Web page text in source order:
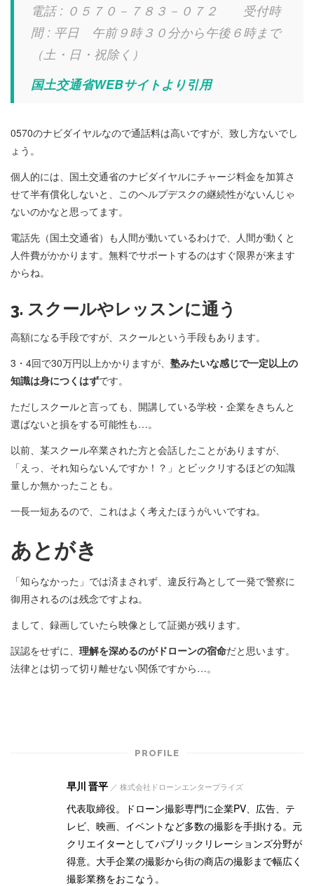
電話 : ０５７０－７８３－０７２ 受付時
間 : 平日 午前９時３０分から午後６時まで
（土・日・祝除く）
国土交通省WEBサイトより引用
0570のナビダイヤルなので通話料は高いですが、致し方ないでし
ょう。
個人的には、国土交通省のナビダイヤルにチャージ料金を加算さ
せて半有償化しないと、このヘルプデスクの継続性がないんじゃ
ないのかなと思ってます。
電話先（国土交通省）も人間が動いているわけで、人間が動くと
人件費がかかります。無料でサポートするのはすぐ限界が来ます
からね。
3. スクールやレッスンに通う
高額になる手段ですが、スクールという手段もあります。
3・4回で30万円以上かかりますが、 塾みたいな感じで一定以上の
知識は身につくはずです。
ただしスクールと言っても、開講している学校・企業をきちんと
選ばないと損をする可能性も…。
以前、某スクール卒業された方と会話したことがありますが、
「えっ、それ知らないんですか！？」とビックリするほどの知識
量しか無かったことも。
一長一短あるので、これはよく考えたほうがいいですね。
あとがき
「知らなかった」では済まされず、違反行為として一発で警察に
御用されるのは残念ですよね。
まして、録画していたら映像として証拠が残ります。
誤認をせずに、 理解を深めるのがドローンの宿命だと思います。
法律とは切って切り離せない関係ですから…。
PROFILE
早川 晋平 ／ 株式会社ドローンエンタープライズ
代表取締役。ドローン撮影専門に企業PV、広告、テ
レビ、映画、イベントなど多数の撮影を手掛ける。元
クリエイターとしてパブリックリレーションズ分野が
得意。大手企業の撮影から街の商店の撮影まで幅広く
撮影業務をおこなう。